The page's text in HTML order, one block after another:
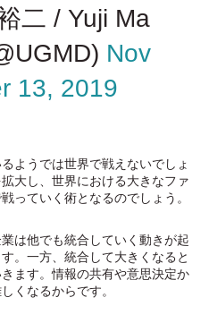
二 / Yuji Ma
Nov
13, 2019
ようでは世界で戦えないでしょ
大し、世界における大きなファ
っていく術となるのでしょう。
は他でも統合していく動きが起
。一方、統合して大きくなると
ます。情報の共有や意思決定か
くなるからです。